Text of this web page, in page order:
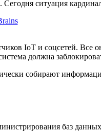
Сегодня ситуация
IoT и соцсетей. Все
должна
собирают
баз